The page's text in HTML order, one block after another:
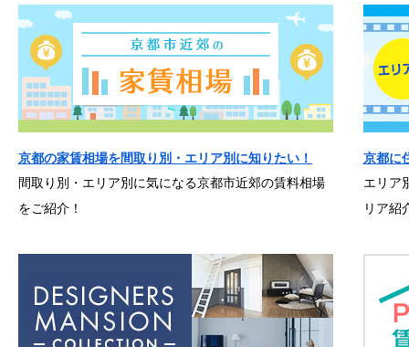
京都の家賃相場を間取り別・エリア別に知りたい！
間取り別・エリア別に気になる京都市近郊の賃料相場
をご紹介！
京都に
エリア
リア紹